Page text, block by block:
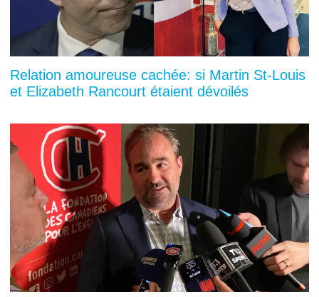
Relation amoureuse cachée: si Martin St-Louis
et Elizabeth Rancourt étaient dévoilés